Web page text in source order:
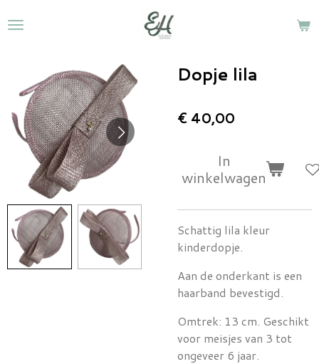
direct
hoofdinhoud
Dopje lila
€ 40,00
In
winkelwagen
Schattig lila kleur
kinderdopje.
Aan de onderkant is een
haarband bevestigd.
Omtrek: 13 cm. Geschikt
voor meisjes van 3 tot
ongeveer 6 jaar.